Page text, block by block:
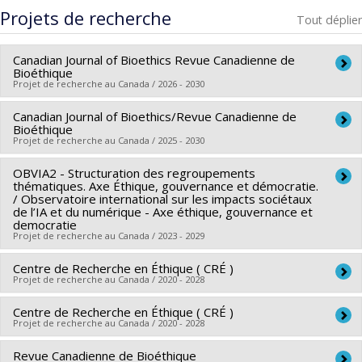
Cycle :Maîtrise
Diplôme obtenu :M.A.
Lien vers le document dans Papyrus
Projets de recherche Tout déplier
Canadian Journal of Bioethics Revue Canadienne de
Bioéthique
Projet de recherche au Canada / 2026 - 2030
Chercheur principal : Bryn Williams-Jones
Sources de financement : CRSH/Conseil de recherches en
sciences humaines du Canada
Programmes de subvention :PVX31065-Aide aux revues
savantes et de transfert -- Subvention générale
Canadian Journal of Bioethics/Revue Canadienne de
Bioéthique
Projet de recherche au Canada / 2025 - 2030
Chercheur principal : Bryn Williams-Jones
Sources de financement :FRQSC/Fonds de recherche du
Québec - Société et culture (FQRSC)
Programmes de subvention :PVXXXXXX-(RE) Soutien
publication de revues et de transfert de connaissance (conf,
coll, revues etc...)
OBVIA2 - Structuration des regroupements
thématiques. Axe Éthique, gouvernance et démocratie.
/ Observatoire international sur les impacts sociétaux
de l’IA et du numérique - Axe éthique, gouvernance et
democratie
Projet de recherche au Canada / 2023 - 2029
Chercheur principal : Lyse Langlois
Co-chercheurs : Bryn Williams-Jones
Sources de financement :FRQSC/Fonds de recherche du
Québec - Société et culture (FQRSC)
Programmes de subvention :PVXXXXXX-Observatoire
Centre de Recherche en Éthique ( CRÉ )
Projet de recherche au Canada / 2020 - 2028
Chercheur principal : Ryoa Chung , Christine Tappolet
Co-chercheurs : Charles Blattberg,Mira Johri,Stéphane
Rousseau,Éric Racine ,Bryn Williams-Jones
Centre de Recherche en Éthique ( CRÉ )
Projet de recherche au Canada / 2020 - 2028
Chercheur principal : Ryoa Chung,
Revue Canadienne de Bioéthique